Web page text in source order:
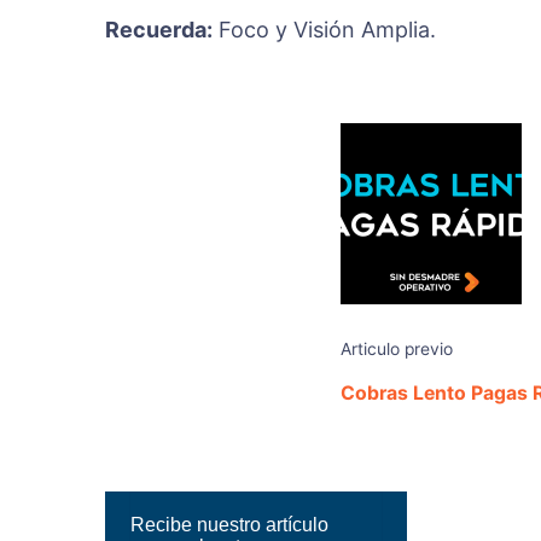
Recuerda: Foco y Visión Amplia.
Articulo previo
Cobras Lento Pagas
Recibe nuestro artículo